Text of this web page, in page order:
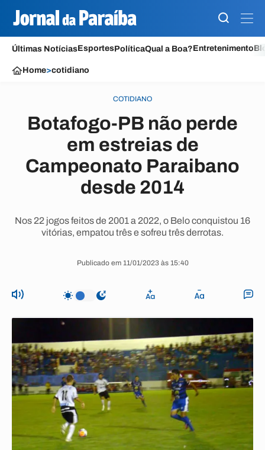
Últimas NotíciasEsportesPolíticaQual a Boa?Entretenimento
Home>cotidiano
COTIDIANO
Botafogo-PB não perde
em estreias de
Campeonato Paraibano
desde 2014
Nos 22 jogos feitos de 2001 a 2022, o Belo conquistou 16
vitórias, empatou três e sofreu três derrotas.
Publicado em 11/01/2023 às 15:40